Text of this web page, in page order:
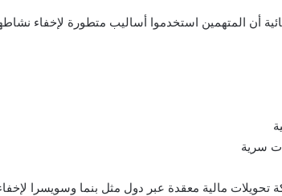
أن المتهمين استخدموا أساليب متطورة لإخفاء
سرية
مالية معقدة عبر دول مثل بنما وسويسرا